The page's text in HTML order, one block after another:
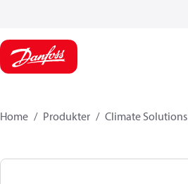
Home Produkter Climate